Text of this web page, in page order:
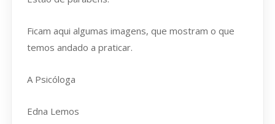
Ficam aqui algumas imagens, que mostram o que
temos andado a praticar.
A Psicóloga
Edna Lemos